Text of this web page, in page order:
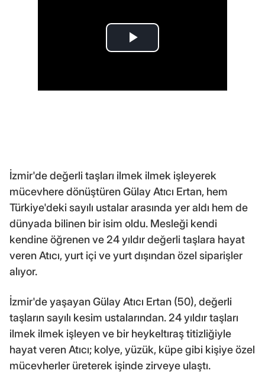
İzmir'de değerli taşları ilmek ilmek işleyerek
mücevhere dönüştüren Gülay Atıcı Ertan, hem
Türkiye'deki sayılı ustalar arasında yer aldı hem de
dünyada bilinen bir isim oldu. Mesleği kendi
kendine öğrenen ve 24 yıldır değerli taşlara hayat
veren Atıcı, yurt içi ve yurt dışından özel siparişler
alıyor.
İzmir'de yaşayan Gülay Atıcı Ertan (50), değerli
taşların sayılı kesim ustalarından. 24 yıldır taşları
ilmek ilmek işleyen ve bir heykeltıraş titizliğiyle
hayat veren Atıcı; kolye, yüzük, küpe gibi kişiye özel
mücevherler üreterek işinde zirveye ulaştı.